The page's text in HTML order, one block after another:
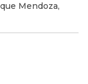
Mendoza,